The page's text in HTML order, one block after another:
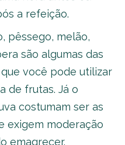
a refeição.
pêssego, melão,
são algumas das
que você pode utilizar
de frutas. Já o
costumam ser as
exigem moderação
emagrecer.